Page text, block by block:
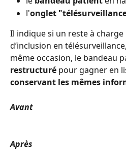
l'onglet
Il indique si un reste à charge
d’inclusion en
même occasion, le bandeau
restructuré pour gagner en
conservant les mêmes
Avant
Après